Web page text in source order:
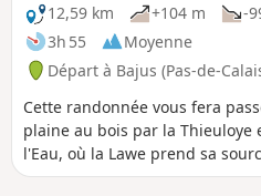
12,59 km
+104 m
-
3h 55
Moyenne
Départ à Bajus (Pas-de-
Cette randonnée vous fera
plaine au bois par la Thieuloye
l'Eau, où la Lawe prend sa
un village où les troupes